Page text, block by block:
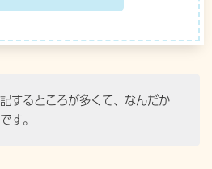
するところが多くて、なんだか
す。